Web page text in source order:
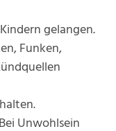
gelangen.
Funken,
Bei Unwohlsein